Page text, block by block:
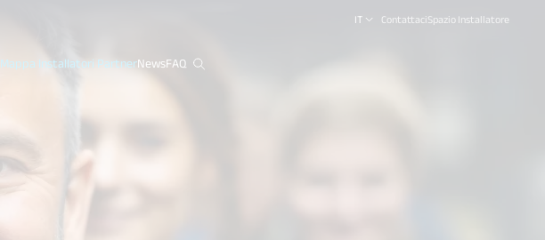
IT ContattaciSpazio Installatore
Mappa Installatori PartnerNewsFAQ